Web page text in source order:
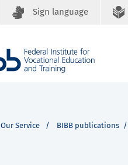
Sign language
Our Service BIBB publications